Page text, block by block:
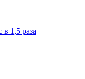
в 1,5 раза